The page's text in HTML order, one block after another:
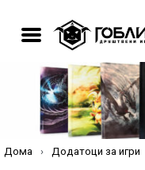
Дома › Додатоци за игри